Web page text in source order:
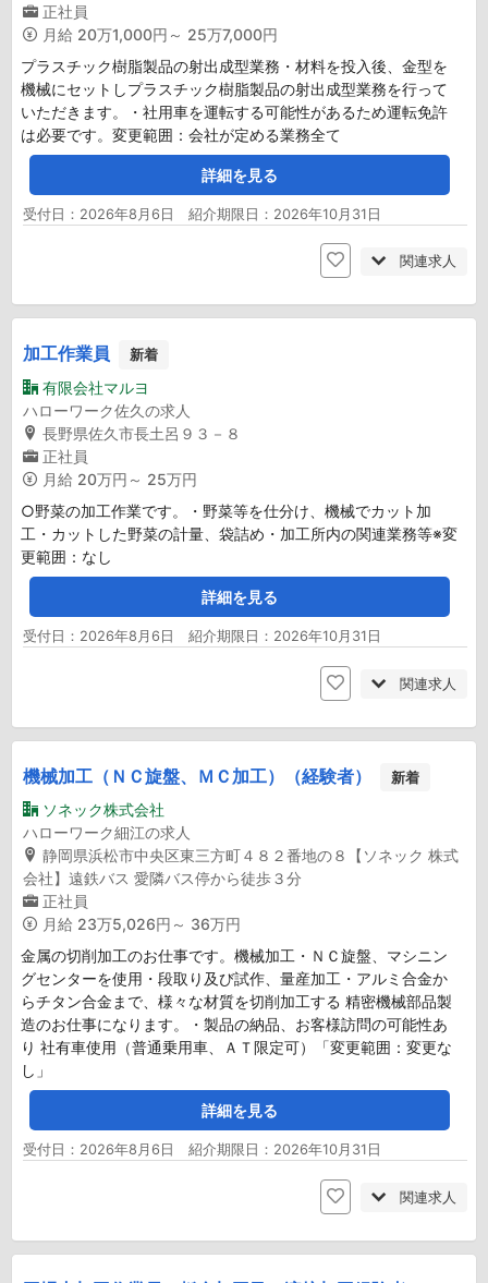
正社員
月給 20万1,000円～ 25万7,000円
プラスチック樹脂製品の射出成型業務・材料を投入後、金型を
機械にセットしプラスチック樹脂製品の射出成型業務を行って
いただきます。・社用車を運転する可能性があるため運転免許
は必要です。変更範囲：会社が定める業務全て
詳細を見る
受付日：2026年8月6日 紹介期限日：2026年10月31日
関連求人
加工作業員 新着
有限会社マルヨ
ハローワーク佐久の求人
長野県佐久市長土呂９３－８
正社員
月給 20万円～ 25万円
○野菜の加工作業です。・野菜等を仕分け、機械でカット加
工・カットした野菜の計量、袋詰め・加工所内の関連業務等※変
更範囲：なし
詳細を見る
受付日：2026年8月6日 紹介期限日：2026年10月31日
関連求人
機械加工（ＮＣ旋盤、ＭＣ加工）（経験者） 新着
ソネック株式会社
ハローワーク細江の求人
静岡県浜松市中央区東三方町４８２番地の８【ソネック 株式
会社】遠鉄バス 愛隣バス停から徒歩３分
正社員
月給 23万5,026円～ 36万円
金属の切削加工のお仕事です。機械加工・ＮＣ旋盤、マシニン
グセンターを使用・段取り及び試作、量産加工・アルミ合金か
らチタン合金まで、様々な材質を切削加工する 精密機械部品製
造のお仕事になります。・製品の納品、お客様訪問の可能性あ
り 社有車使用（普通乗用車、ＡＴ限定可）「変更範囲：変更な
し」
詳細を見る
受付日：2026年8月6日 紹介期限日：2026年10月31日
関連求人